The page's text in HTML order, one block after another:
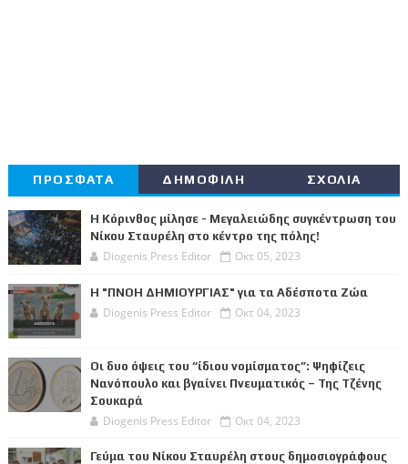
ΠΡΟΣΦΑΤΑ ΔΗΜΟΦΙΛΗ ΣΧΟΛΙΑ
Η Κόρινθος μίλησε - Μεγαλειώδης συγκέντρωση του
Νίκου Σταυρέλη στο κέντρο της πόλης!
Diogenis Press Editor Οκτ 05, 2023
Η "ΠΝΟΗ ΔΗΜΙΟΥΡΓΙΑΣ" για τα Αδέσποτα Ζώα
Diogenis Press Editor Οκτ 04, 2023
Οι δυο όψεις του “ίδιου νομίσματος”: Ψηφίζεις
Νανόπουλο και βγαίνει Πνευματικός – Της Τζένης
Σουκαρά
Diogenis Press Editor Οκτ 04, 2023
Γεύμα του Νίκου Σταυρέλη στους δημοσιογράφους